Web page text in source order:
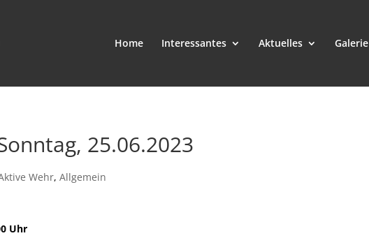
Home Interessantes Aktuelles Galerie
25.06.2023
Wehr,Allgemein
Uhr